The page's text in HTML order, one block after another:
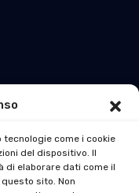
tecnologie come i cookie
del dispositivo. Il
di elaborare dati come il
sito. Non